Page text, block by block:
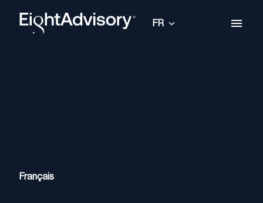
contenu
Page d'accueil
FR
Français